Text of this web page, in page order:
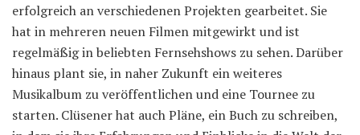
erfolgreich an verschiedenen Projekten gearbeitet. Sie
hat in mehreren neuen Filmen mitgewirkt und ist
regelmäßig in beliebten Fernsehshows zu sehen. Darüber
hinaus plant sie, in naher Zukunft ein weiteres
Musikalbum zu veröffentlichen und eine Tournee zu
starten. Clüsener hat auch Pläne, ein Buch zu schreiben,